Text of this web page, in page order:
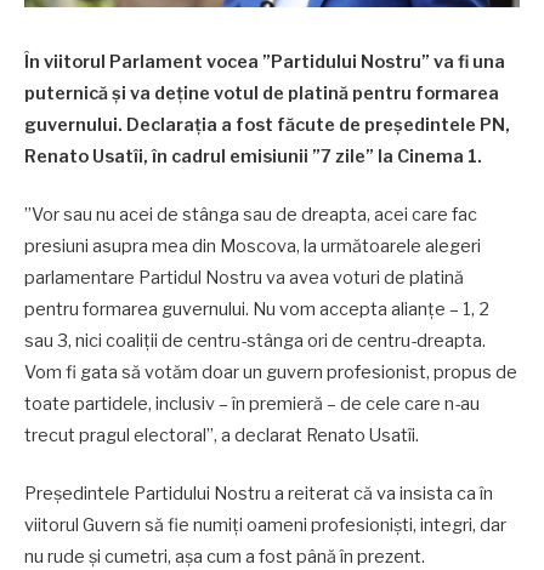
În viitorul Parlament vocea ”Partidului Nostru” va fi una
puternică și va deține votul de platină pentru formarea
guvernului. Declarația a fost făcute de președintele PN,
Renato Usatîi, în cadrul emisiunii ”7 zile” la Cinema 1.
”Vor sau nu acei de stânga sau de dreapta, acei care fac
presiuni asupra mea din Moscova, la următoarele alegeri
parlamentare Partidul Nostru va avea voturi de platină
pentru formarea guvernului. Nu vom accepta alianțe – 1, 2
sau 3, nici coaliții de centru-stânga ori de centru-dreapta.
Vom fi gata să votăm doar un guvern profesionist, propus de
toate partidele, inclusiv – în premieră – de cele care n-au
trecut pragul electoral”, a declarat Renato Usatîi.
Președintele Partidului Nostru a reiterat că va insista ca în
viitorul Guvern să fie numiți oameni profesioniști, integri, dar
nu rude și cumetri, așa cum a fost până în prezent.